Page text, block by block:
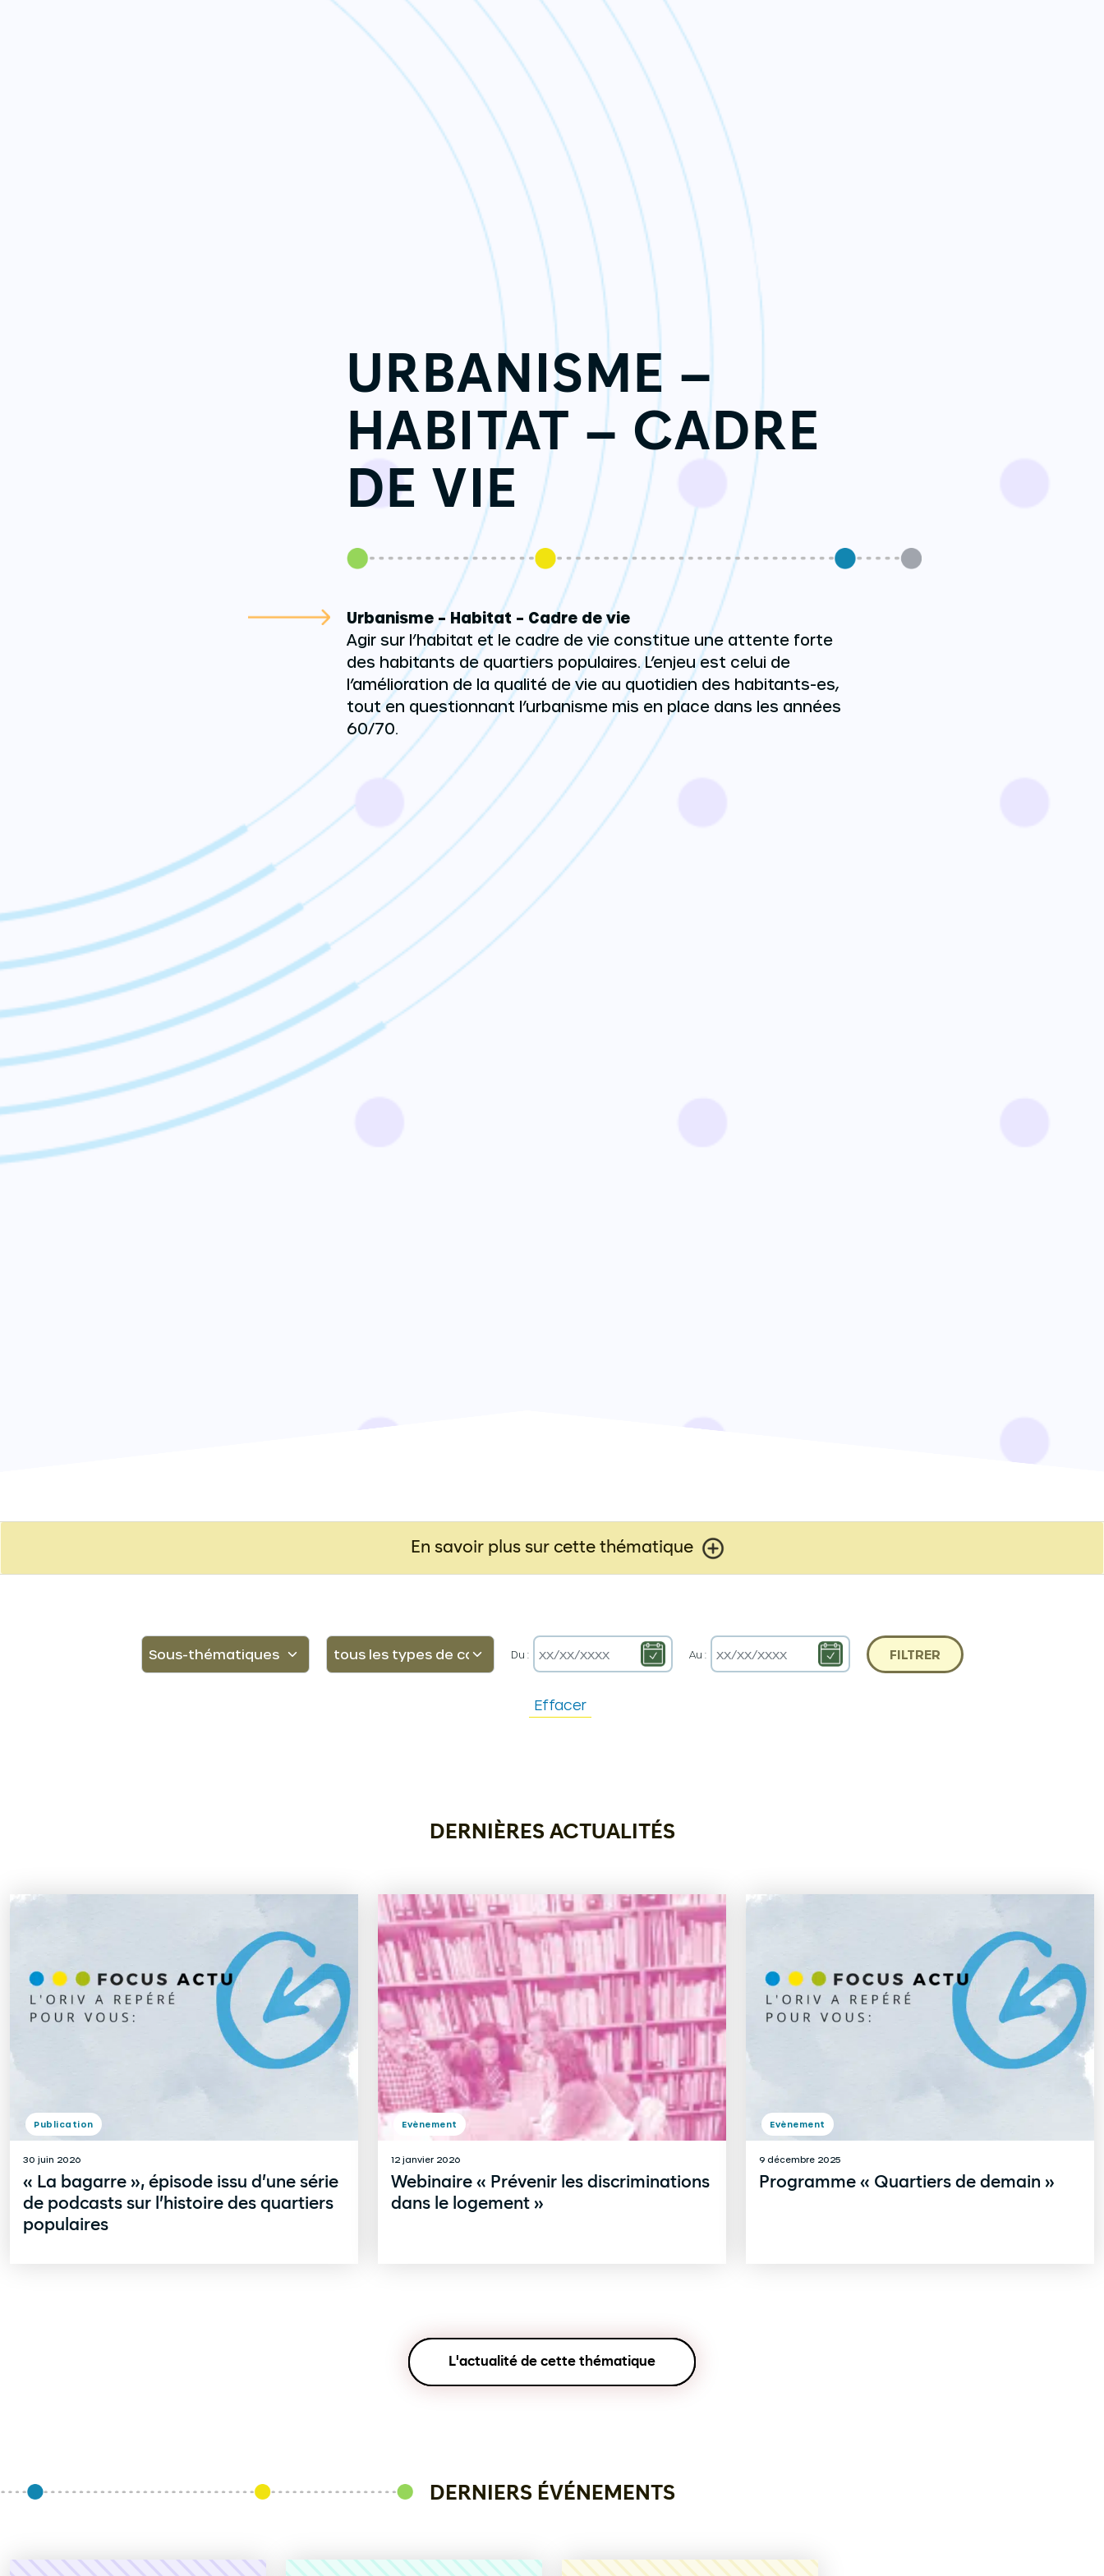
URBANISME –
HABITAT – CADRE
DE VIE
Urbanisme – Habitat – Cadre de vie
Agir sur l’habitat et le cadre de vie constitue une attente forte
des habitants de quartiers populaires. L’enjeu est celui de
l’amélioration de la qualité de vie au quotidien des habitants-es,
tout en questionnant l’urbanisme mis en place dans les années
60/70.
En savoir plus sur cette thématique
Du : Au : FILTRER
Effacer
DERNIÈRES ACTUALITÉS
30 juin 2026
« La bagarre », épisode issu d’une série
de podcasts sur l’histoire des quartiers
populaires
Publication
12 janvier 2026
Webinaire « Prévenir les discriminations
dans le logement »
Evènement
9 décembre 2025
Programme « Quartiers de demain »
Evènement
L'actualité de cette thématique
DERNIERS ÉVÉNEMENTS